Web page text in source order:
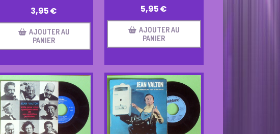
3,95€
AJOUTER AU
PANIER
5,95€
AJOUTER AU
PANIER